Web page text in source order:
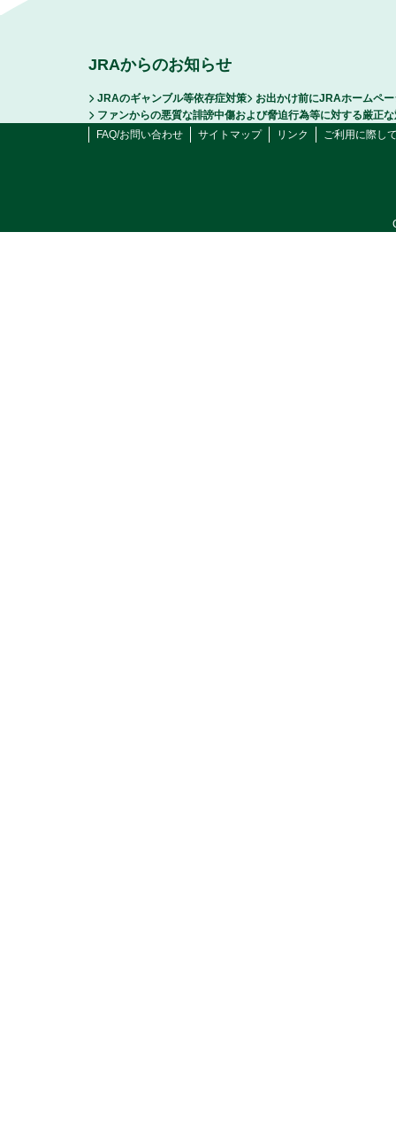
JRAからのお知らせ
JRAのギャンブル等依存症対策
お出かけ前にJRAホームペ
ファンからの悪質な誹謗中傷および脅迫行為等に対する厳正
FAQ/お問い合わせ
サイトマップ リンク ご利用に際し